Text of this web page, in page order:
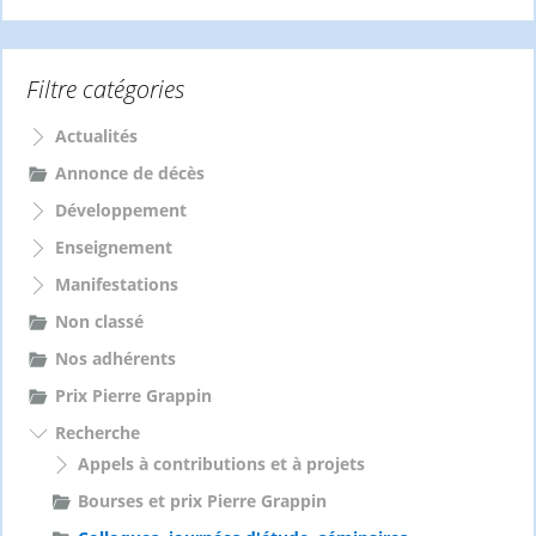
r
h
r
Filtre catégories
Actualités
Annonce de décès
Développement
Enseignement
Manifestations
Non classé
Nos adhérents
Prix Pierre Grappin
Recherche
Appels à contributions et à projets
Bourses et prix Pierre Grappin